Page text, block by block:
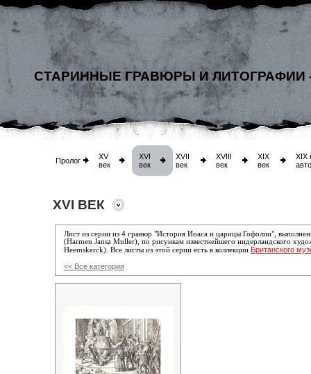
СТАРИННЫЕ ГРАВЮРЫ И ЛИТОГРАФИИ
Пролог
XV
век
XVI
век
XVII
век
XVIII
век
XIX
век
XIX
XVI ВЕК
Лист из серии из 4 гравюр "История Иоаса и царицы Гофолии",
(Harmen Jansz Muller) , по рисункам известнейшего нидерландского
Heemskerck) . Все листы из этой серии есть в коллекции Британского
<< Все категории